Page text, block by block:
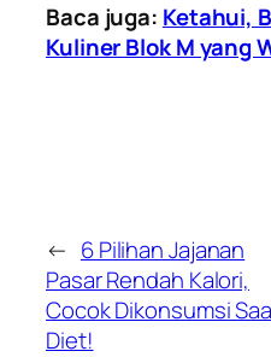
Baca juga: Ketahui,
Kuliner Blok M yang
← 6 Pilihan Jajanan
Pasar Rendah Kalori,
Cocok Dikonsumsi
Diet!